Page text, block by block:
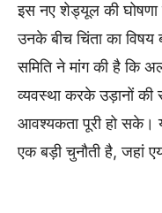
इस नए शेड्यूल की घोषणा
उनके बीच चिंता का
समिति ने मांग की है कि
व्यवस्था करके उड़ानों की
आवश्यकता पूरी हो सके।
एक बड़ी चुनौती है, जहां